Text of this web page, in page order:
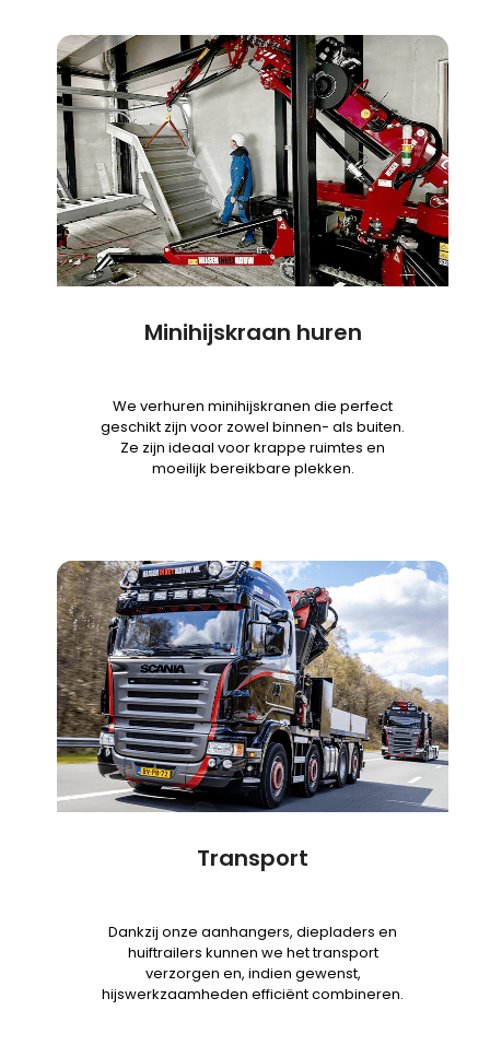
Minihijskraan huren
We verhuren minihijskranen die perfect
geschikt zijn voor zowel binnen- als buiten.
Ze zijn ideaal voor krappe ruimtes en
moeilijk bereikbare plekken.
Transport
Dankzij onze aanhangers, diepladers en
huiftrailers kunnen we het transport
verzorgen en, indien gewenst,
hijswerkzaamheden efficiënt combineren.